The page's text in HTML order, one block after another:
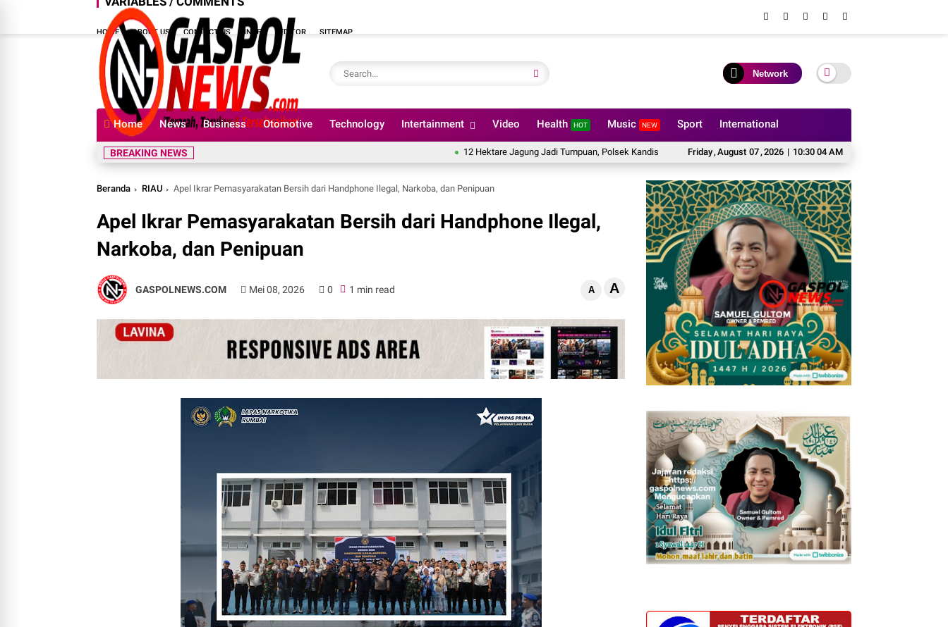
HOME ABOUT US CONTACT US INDEX EDITOR SITEMAP
Network
Home News Business Otomotive Technology Intertainment Video Health HOT Music NEW Sport International
Friday,August 07,2026 | 10:30 06 AM
BREAKING NEWS 12 Hektare Jagung Jadi Tumpuan, Polsek Kandis Bergerak Kawal Swasembada Pangan Deteksi Dini Gangguan Keamanan dan
Beranda RIAU Apel Ikrar Pemasyarakatan Bersih dari Handphone Ilegal, Narkoba, dan Penipuan
Apel Ikrar Pemasyarakatan Bersih dari Handphone Ilegal,
Narkoba, dan Penipuan
GASPOLNEWS.COM Mei 08, 2026 0 1 min read A A